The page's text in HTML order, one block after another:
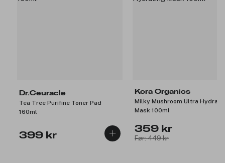
Dr.Ceuracle
Tea Tree Purifine Toner Pad
160ml
399 kr
Kora Organics
Milky Mushroom Ultra
Mask 100ml
359 kr
Før: 449 kr